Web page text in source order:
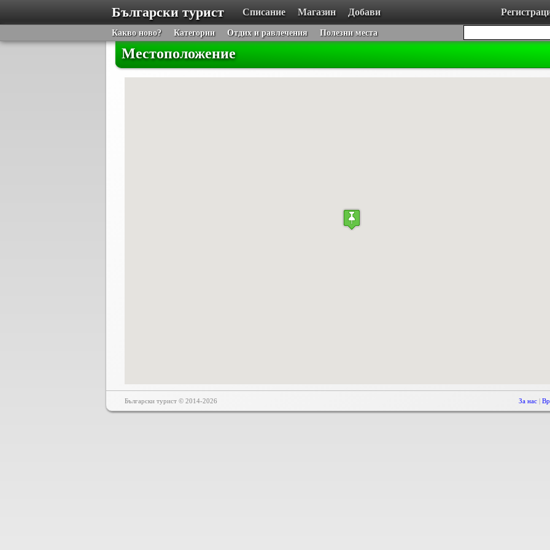
Български турист Списание Магазин Добави
Какво ново? Категории Отдих и равлечения Полезни места
Местоположение
Български турист © 2014-2026 За нас |